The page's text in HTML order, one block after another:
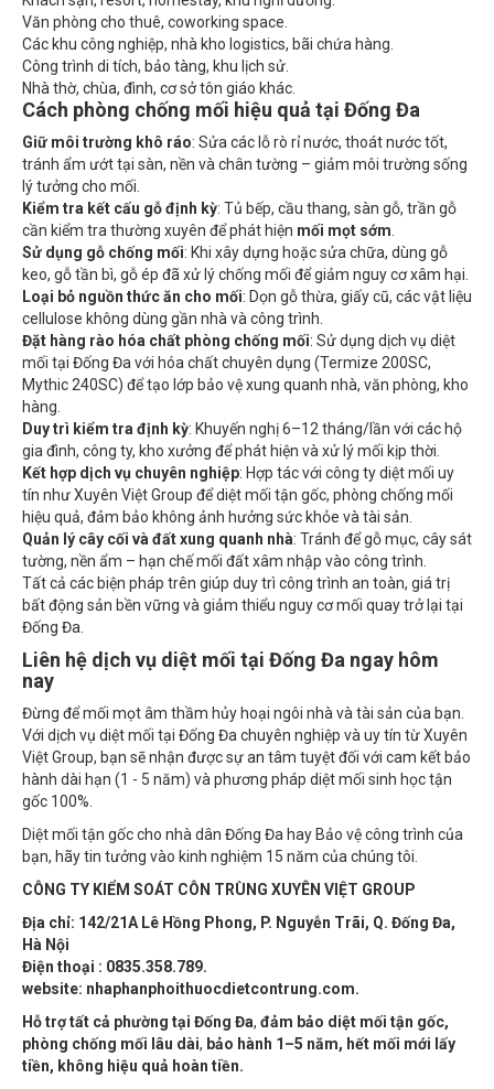
Văn phòng cho thuê, coworking space.
Các khu công nghiệp, nhà kho logistics, bãi chứa hàng.
Công trình di tích, bảo tàng, khu lịch sử.
Nhà thờ, chùa, đình, cơ sở tôn giáo khác.
Cách phòng chống mối hiệu quả tại Đống Đa
: Sửa các lỗ rò rỉ nước, thoát nước tốt,
tránh ẩm ướt tại sàn, nền và chân tường – giảm môi trường sống
lý tưởng cho mối.
Kiểm tra kết cấu gỗ định kỳ
: Tủ bếp, cầu thang, sàn gỗ, trần gỗ
cần kiểm tra thường xuyên để phát hiệnmối mọt sớm.
Sử dụng gỗ chống mối: Khi xây dựng hoặc sửa chữa, dùng gỗ
keo, gỗ tần bì, gỗ ép đã xử lý chống mối để giảm nguy cơ xâm hại.
Loại bỏ nguồn thức ăn cho mối: Dọn gỗ thừa, giấy cũ, các vật liệu
cellulose không dùng gần nhà và công trình.
Đặt hàng rào hóa chất phòng chống mối: Sử dụng dịch vụ diệt
mối tại Đống Đa với hóa chất chuyên dụng (Termize 200SC,
Mythic 240SC) để tạo lớp bảo vệ xung quanh nhà, văn phòng, kho
hàng.
Duy trì kiểm tra định kỳ
: Khuyến nghị 6–12 tháng/lần với các hộ
gia đình, công ty, kho xưởng để phát hiện và xử lý mối kịp thời.
Kết hợp dịch vụ chuyên nghiệp: Hợp tác với công ty diệt mối uy
tín như Xuyên Việt Group để diệt mối tận gốc, phòng chống mối
hiệu quả, đảm bảo không ảnh hưởng sức khỏe và tài sản.
Quản lý cây cối và đất xung quanh nhà: Tránh để gỗ mục, cây sát
tường, nền ẩm – hạn chế mối đất xâm nhập vào công trình.
Tất cả các biện pháp trên giúp duy trì công trình an toàn, giá trị
bất động sản bền vững và giảm thiểu nguy cơ mối quay trở lại tại
Đống Đa.
Liên hệ dịch vụ diệt mối tại Đống Đa ngay hôm
nay
Đừng để mối mọt âm thầm hủy hoại ngôi nhà và tài sản của bạn.
Với dịch vụ diệt mối tại Đống Đa chuyên nghiệp và uy tín từ Xuyên
Việt Group, bạn sẽ nhận được sự an tâm tuyệt đối với cam kết bảo
hành dài hạn (1 - 5 năm) và phương pháp diệt mối sinh học tận
gốc 100%.
Diệt mối tận gốc cho nhà dân Đống Đa hay Bảo vệ công trình của
bạn, hãy tin tưởng vào kinh nghiệm 15 năm của chúng tôi.
CÔNG TY KIỂM SOÁT CÔN TRÙNG XUYÊN VIỆT GROUP
Địa chỉ: 142/21A Lê Hồng Phong, P. Nguyễn Trãi, Q. Đống Đa,
Hà Nội
Điện thoại : 0835.358.789.
website: nhaphanphoithuocdietcontrung.com.
Hỗ trợ tất cả phường tại Đống Đa
đảm bảo
diệt mối tận gốc,
phòng chống mối lâu dài,bảo hành 1–5 năm, hết mối mới lấy
tiền, không hiệu quả hoàn tiền.